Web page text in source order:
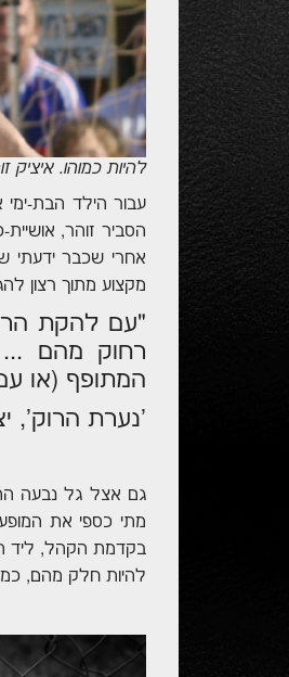
להיות כמוהו. איציק
עבור הילד הבת-ימי
אחרי שכבר ידעתי
מקצוע מתוך רצון
"עם להקת
רחוק מהם
המתופף (או
'נערת הרוק',
גם אצל גל נבעה
מתי כספי את
בקדמת הקהל, ליד
להיות חלק מהם,